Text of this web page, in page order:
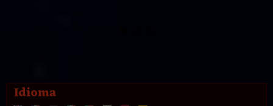
Idioma